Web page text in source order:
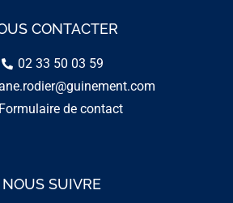
CONTACTER
02 33 50 03 59
Formulaire de contact
NOUS SUIVRE